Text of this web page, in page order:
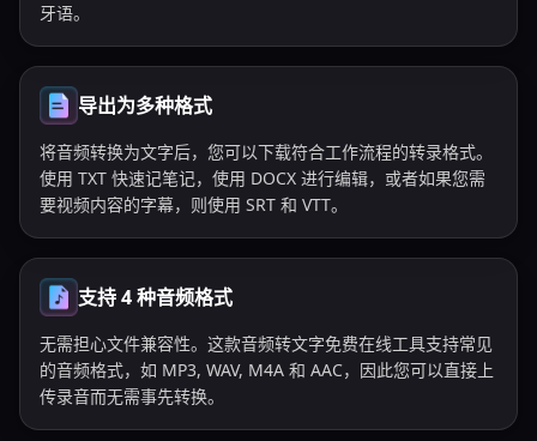
牙语。
导出为多种格式
将音频转换为文字后，您可以下载符合工作流程的转录格式。
使用 TXT 快速记笔记，使用 DOCX 进行编辑，或者如果您需
要视频内容的字幕，则使用 SRT 和 VTT。
支持 4 种音频格式
无需担心文件兼容性。这款音频转文字免费在线工具支持常见
的音频格式，如 MP3, WAV, M4A 和 AAC，因此您可以直接上
传录音而无需事先转换。